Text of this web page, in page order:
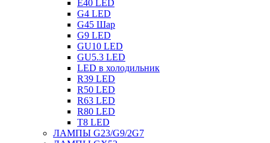
E40 LED
G4 LED
G45 Шар
G9 LED
GU10 LED
GU5.3 LED
LED в холодильник
R39 LED
R50 LED
R63 LED
R80 LED
T8 LED
ЛАМПЫ G23/G9/2G7